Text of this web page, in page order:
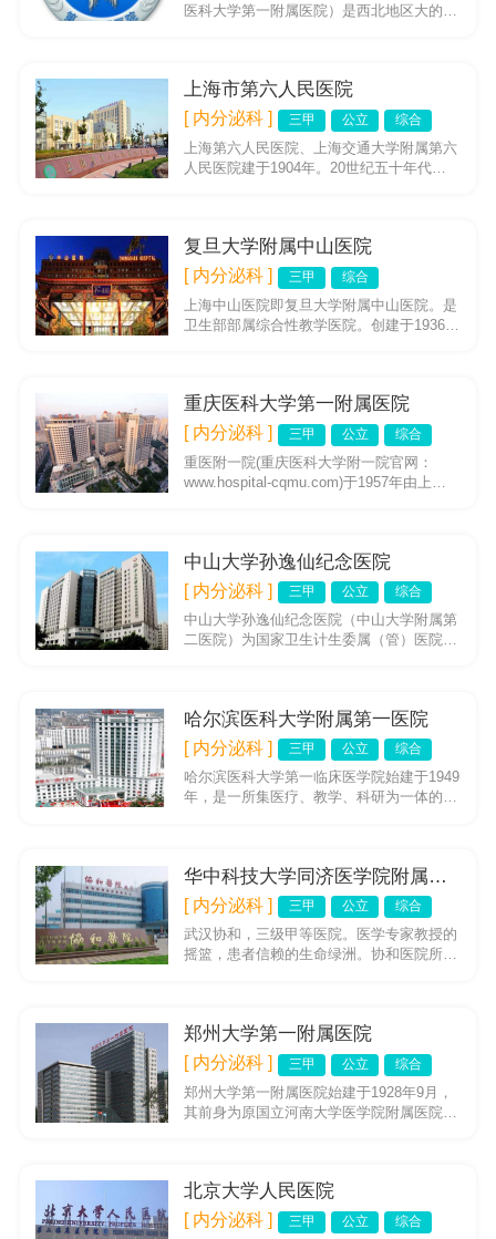
医科大学第一附属医院）是西北地区大的综
上海市第六人民医院
[ 内分泌科 ] 三甲 公立 综合
上海第六人民医院、上海交通大学附属第六
人民医院建于1904年。20世纪五十年代末
复旦大学附属中山医院
[ 内分泌科 ] 三甲 综合
上海中山医院即复旦大学附属中山医院。是
卫生部部属综合性教学医院。创建于1936
重庆医科大学第一附属医院
[ 内分泌科 ] 三甲 公立 综合
重医附一院(重庆医科大学附一院官网：
www.hospital-cqmu.com)于1957年由上海
中山大学孙逸仙纪念医院
[ 内分泌科 ] 三甲 公立 综合
中山大学孙逸仙纪念医院（中山大学附属第
二医院）为国家卫生计生委属（管）医院，
哈尔滨医科大学附属第一医院
[ 内分泌科 ] 三甲 公立 综合
哈尔滨医科大学第一临床医学院始建于1949
年，是一所集医疗、教学、科研为一体的大
华中科技大学同济医学院附属协和医院
[ 内分泌科 ] 三甲 公立 综合
武汉协和，三级甲等医院。医学专家教授的
摇篮，患者信赖的生命绿洲。协和医院所经
郑州大学第一附属医院
[ 内分泌科 ] 三甲 公立 综合
郑州大学第一附属医院始建于1928年9月，
其前身为原国立河南大学医学院附属医院
北京大学人民医院
[ 内分泌科 ] 三甲 公立 综合